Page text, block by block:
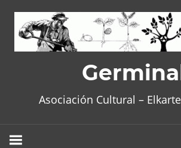
content
Asociación Cultural –